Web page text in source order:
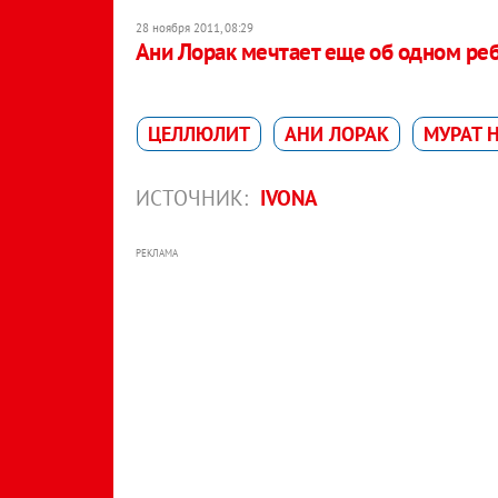
28 ноября 2011, 08:29
Ани Лорак мечтает еще об одном
ЦЕЛЛЮЛИТ АНИ ЛОРАК МУРАТ
ИСТОЧНИК: IVONA
РЕКЛАМА